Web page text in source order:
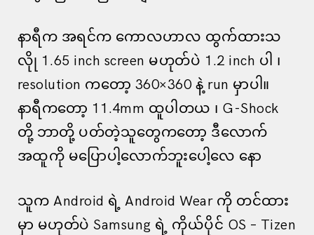
နာရီက အရင်က ကောလဟာလ ထွက်ထားသ
လိုု 1.65 inch screen မဟုတ်ပဲ 1.2 inch ပါ ၊
resolution ကတော့ 360×360 နဲ့ run မှာပါ။
နာရီကတော့ 11.4mm ထူပါတယ ၊ G-Shock
တို့ ဘာတို့ ပတ်တဲ့သူတွေကတော့ ဒီလောက်
အထူကို မပြောပါ့လောက်ဘူးပေါ့လေ နော
သူက Android ရဲ့ Android Wear ကို တင်ထား
မှာ မဟုတ်ပဲ Samsung ရဲ့ ကိုယ်ပိုင် OS – Tizen